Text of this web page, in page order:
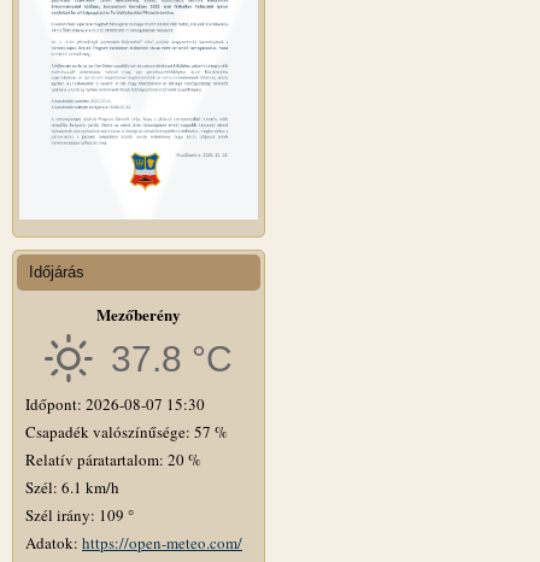
Időjárás
Mezőberény
37.8 °C
Időpont: 2026-08-07 15:30
Csapadék valószínűsége: 57 %
Relatív páratartalom: 20 %
Szél: 6.1 km/h
Szél irány: 109 °
Adatok: https://open-meteo.com/